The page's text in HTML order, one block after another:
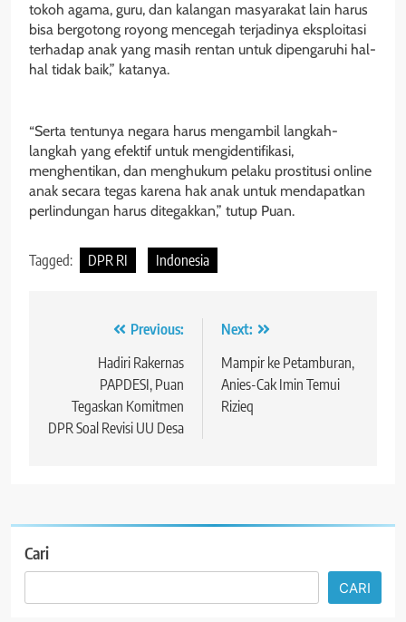
tokoh agama, guru, dan kalangan masyarakat lain harus
bisa bergotong royong mencegah terjadinya eksploitasi
terhadap anak yang masih rentan untuk dipengaruhi hal-
hal tidak baik,” katanya.
“Serta tentunya negara harus mengambil langkah-
langkah yang efektif untuk mengidentifikasi,
menghentikan, dan menghukum pelaku prostitusi online
anak secara tegas karena hak anak untuk mendapatkan
perlindungan harus ditegakkan,” tutup Puan.
Tagged: DPR RI Indonesia
Navigasi Previous:
Hadiri Rakernas
PAPDESI, Puan
Tegaskan Komitmen
DPR Soal Revisi UU Desa
Next:
Mampir ke Petamburan,
Anies-Cak Imin Temui
Rizieq
Cari
CARI